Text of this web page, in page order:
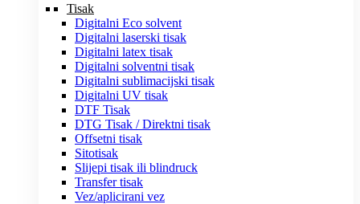
Tisak
Digitalni Eco solvent
Digitalni laserski tisak
Digitalni latex tisak
Digitalni solventni tisak
Digitalni sublimacijski tisak
Digitalni UV tisak
DTF Tisak
DTG Tisak / Direktni tisak
Offsetni tisak
Sitotisak
Slijepi tisak ili blindruck
Transfer tisak
Vez/aplicirani vez